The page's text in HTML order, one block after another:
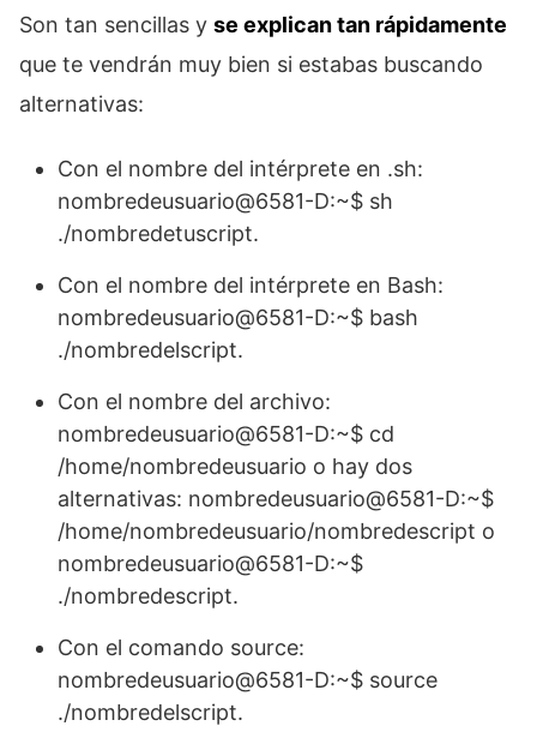
Son tan sencillas y se explican tan rápidamente
que te vendrán muy bien si estabas buscando
alternativas:
Con el nombre del intérprete en .sh:
nombredeusuario@6581-D:~$ sh
./nombredetuscript.
Con el nombre del intérprete en Bash:
nombredeusuario@6581-D:~$ bash
./nombredelscript.
Con el nombre del archivo:
nombredeusuario@6581-D:~$ cd
/home/nombredeusuario o hay dos
alternativas: nombredeusuario@6581-D:~$
/home/nombredeusuario/nombredescript o
nombredeusuario@6581-D:~$
./nombredescript.
Con el comando source:
nombredeusuario@6581-D:~$ source
./nombredelscript.